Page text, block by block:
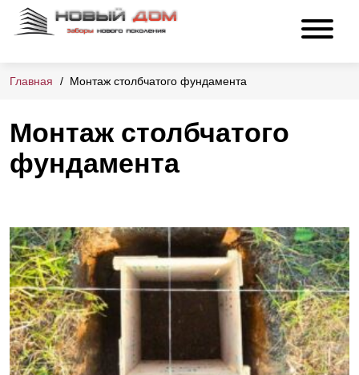
Главная Монтаж столбчатого фундамента
Монтаж столбчатого
фундамента